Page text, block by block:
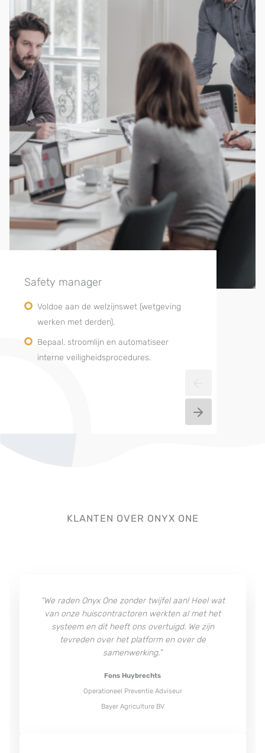
Safety manager
Voldoe aan de welzijnswet (wetgeving
werken met derden).
Bepaal, stroomlijn en automatiseer
interne veiligheidsprocedures.
KLANTEN OVER ONYX ONE
“We raden Onyx One zonder twijfel aan! Heel wat
van onze huiscontractoren werkten al met het
systeem en dit heeft ons overtuigd. We zijn
tevreden over het platform en over de
samenwerking.”
Fons Huybrechts
Operationeel Preventie Adviseur
Bayer Agriculture BV